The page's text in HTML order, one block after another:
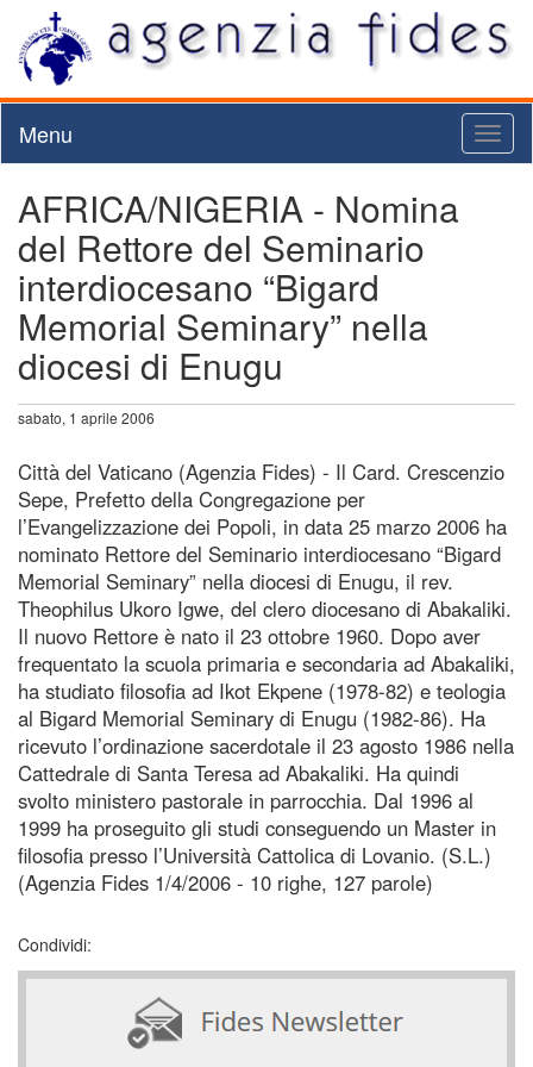
Menu
AFRICA/NIGERIA - Nomina
del Rettore del Seminario
interdiocesano “Bigard
Memorial Seminary” nella
diocesi di Enugu
sabato, 1 aprile 2006
Città del Vaticano (Agenzia Fides) - Il Card. Crescenzio
Sepe, Prefetto della Congregazione per
l’Evangelizzazione dei Popoli, in data 25 marzo 2006 ha
nominato Rettore del Seminario interdiocesano “Bigard
Memorial Seminary” nella diocesi di Enugu, il rev.
Theophilus Ukoro Igwe, del clero diocesano di Abakaliki.
Il nuovo Rettore è nato il 23 ottobre 1960. Dopo aver
frequentato la scuola primaria e secondaria ad Abakaliki,
ha studiato filosofia ad Ikot Ekpene (1978-82) e teologia
al Bigard Memorial Seminary di Enugu (1982-86). Ha
ricevuto l’ordinazione sacerdotale il 23 agosto 1986 nella
Cattedrale di Santa Teresa ad Abakaliki. Ha quindi
svolto ministero pastorale in parrocchia. Dal 1996 al
1999 ha proseguito gli studi conseguendo un Master in
filosofia presso l’Università Cattolica di Lovanio. (S.L.)
(Agenzia Fides 1/4/2006 - 10 righe, 127 parole)
Condividi: